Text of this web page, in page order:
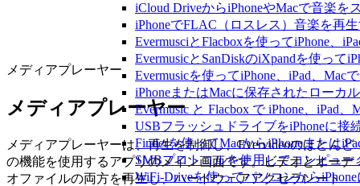
iCloud DriveからiPhoneやMacで音楽を
iPhoneでFLAC（ロスレス）音楽を再
EvermusciとFlacboxを使ってiPhone、
EvermusicとSanDiskのiXpandを使っ
Evermusicを使ってiPhone、iPad、Mac
iPhoneまたはMacに保存されたローカ
Evermusic と Flacbox で iPhone、iPad
USBフラッシュドライブをiPhoneに
Finderを使ってMacからiPhoneまたは
SMBプロトコルを使用してコンピュ
WiFi-Driveを使ってパソコンから
メディアプレーヤー
メディアプレーヤー
メディアプレーヤーは、再生を制御し、Evervideoのほとんど
の機能を使用するアプリのメイン画面です。ビデオとオーデ
オファイルの両方を再生し、ハードウェアアクセラレート